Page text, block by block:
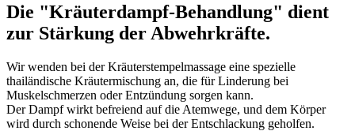
Die "Kräuterdampf-Behandlung" dient
zur Stärkung der Abwehrkräfte.
Wir wenden bei der Kräuterstempelmassage eine spezielle
thailändische Kräutermischung an, die für Linderung bei
Muskelschmerzen oder Entzündung sorgen kann.
Der Dampf wirkt befreiend auf die Atemwege, und dem Körper
wird durch schonende Weise bei der Entschlackung geholfen.